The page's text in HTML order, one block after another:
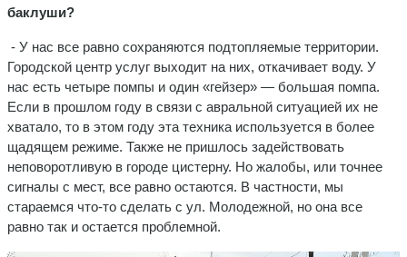
баклуши?
- У нас все равно сохраняются подтопляемые территории.
Городской центр услуг выходит на них, откачивает воду. У
нас есть четыре помпы и один «гейзер» — большая помпа.
Если в прошлом году в связи с авральной ситуацией их не
хватало, то в этом году эта техника используется в более
щадящем режиме. Также не пришлось задействовать
неповоротливую в городе цистерну. Но жалобы, или точнее
сигналы с мест, все равно остаются. В частности, мы
стараемся что-то сделать с ул. Молодежной, но она все
равно так и остается проблемной.